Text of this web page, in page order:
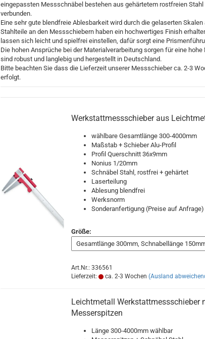
eingepassten Messschnäbel bestehen aus gehärtetem rostfreien
verbunden.
Eine sehr gute blendfreie Ablesbarkeit wird durch die gelaserten
Stahlteile an den Messschiebern haben ein hochwertiges Finish
lassen sich leicht und spielfrei einstellen, dafür sorgt eine
Die hohen Ansprüche bei der Materialverarbeitung sorgen für eine
sind robust und langlebig und hergestellt in Deutschland.
Bitte beachten Sie dass die Lieferzeit unserer Messschieber ca. 2-3
erfolgt.
Werkstattmessschieber aus
wählbare Gesamtlänge 300-4000mm
Maßstab + Schieber Alu-Profil
Profil Querschnitt 36x9mm
Nonius 1/20mm
Schnäbel Stahl, rostfrei + gehärtet
Laserteilung
Ablesung blendfrei
Werksnorm
Sonderanfertigung (Preise auf Anfrage)
Größe:
Art.Nr.: 336561
Lieferzeit:
ca. 2-3 Wochen (Ausland
Leichtmetall Werkstattmessschieber
Messerspitzen
Länge 300-4000mm wählbar